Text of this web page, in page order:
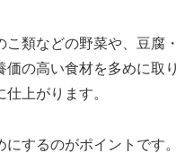
類などの野菜や、豆腐・
の高い食材を多めに取り
上がります。
するのがポイントです。